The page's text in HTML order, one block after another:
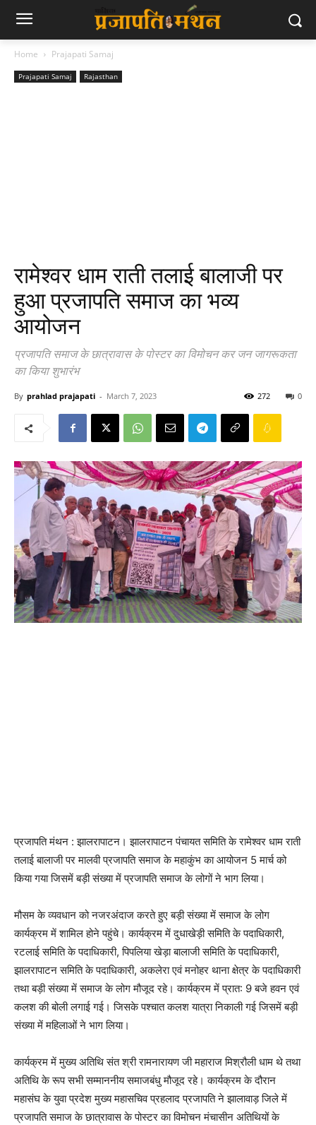
Home Prajapati Samaj
Prajapati Samaj Rajasthan
रामेश्वर धाम राती तलाई बालाजी पर
हुआ प्रजापति समाज का भव्य
आयोजन
प्रजापति समाज के छात्रावास के पोस्टर का विमोचन कर जन जागरूकता
का किया शुभारंभ
By prahlad prajapati - March 7, 2023 0
272
प्रजापति मंथन : झालरापाटन। झालरापाटन पंचायत समिति के रामेश्वर धाम राती
तलाई बालाजी पर मालवी प्रजापति समाज के महाकुंभ का आयोजन 5 मार्च को
किया गया जिसमें बड़ी संख्या में प्रजापति समाज के लोगों ने भाग लिया।
मौसम के व्यवधान को नजरअंदाज करते हुए बड़ी संख्या में समाज के लोग
कार्यक्रम में शामिल होने पहुंचे। कार्यक्रम में दुधाखेड़ी समिति के पदाधिकारी,
रटलाई समिति के पदाधिकारी, पिपलिया खेड़ा बालाजी समिति के पदाधिकारी,
झालरापाटन समिति के पदाधिकारी, अकलेरा एवं मनोहर थाना क्षेत्र के पदाधिकारी
तथा बड़ी संख्या में समाज के लोग मौजूद रहे। कार्यक्रम में प्रात: 9 बजे हवन एवं
कलश की बोली लगाई गई। जिसके पश्चात कलश यात्रा निकाली गई जिसमें बड़ी
संख्या में महिलाओं ने भाग लिया।
कार्यक्रम में मुख्य अतिथि संत श्री रामनारायण जी महाराज मिश्रौली धाम थे तथा
अतिथि के रूप सभी सम्माननीय समाजबंधु मौजूद रहे। कार्यक्रम के दौरान
महासंघ के युवा प्रदेश मुख्य महासचिव प्रहलाद प्रजापति ने झालावाड़ जिले में
प्रजापति समाज के छात्रावास के पोस्टर का विमोचन मंचासीन अतिथियों के